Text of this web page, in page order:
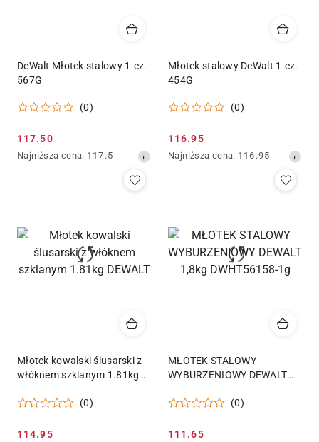
DeWalt Młotek stalowy 1-cz.
567G
(0)
Cena
promocyjna:
117.50
Najniższa
obniżką
Najniższa cena: 117.5
Młotek stalowy DeWalt 1-cz.
454G
(0)
Cena
promocyjna:
116.95
Najniższa
obniżką
Najniższa cena: 116.95
Młotek kowalski ślusarski z
włóknem szklanym 1.81kg
(0)
Cena
114.95
MŁOTEK STALOWY
WYBURZENIOWY DEWALT
(0)
Cena
111.65